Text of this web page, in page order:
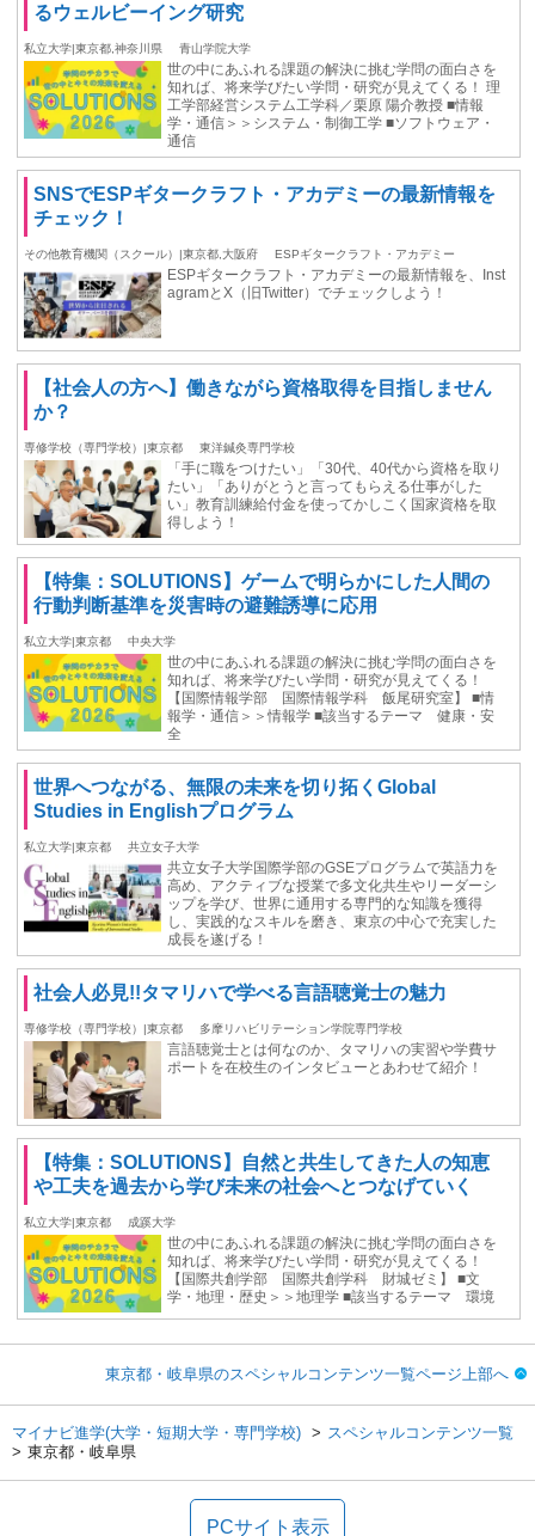
るウェルビーイング研究
私立大学|東京都,神奈川県 青山学院大学
世の中にあふれる課題の解決に挑む学問の面白さを
知れば、将来学びたい学問・研究が見えてくる！ 理
工学部経営システム工学科／栗原 陽介教授 ■情報
学・通信＞＞システム・制御工学 ■ソフトウェア・
通信
SNSでESPギタークラフト・アカデミーの最新情報を
チェック！
その他教育機関（スクール）|東京都,大阪府 ESPギタークラフト・アカデミー
ESPギタークラフト・アカデミーの最新情報を、Inst
agramとX（旧Twitter）でチェックしよう！
【社会人の方へ】働きながら資格取得を目指しません
か？
専修学校（専門学校）|東京都 東洋鍼灸専門学校
「手に職をつけたい」「30代、40代から資格を取り
たい」「ありがとうと言ってもらえる仕事がした
い」教育訓練給付金を使ってかしこく国家資格を取
得しよう！
【特集：SOLUTIONS】ゲームで明らかにした人間の
行動判断基準を災害時の避難誘導に応用
私立大学|東京都 中央大学
世の中にあふれる課題の解決に挑む学問の面白さを
知れば、将来学びたい学問・研究が見えてくる！
【国際情報学部 国際情報学科 飯尾研究室】 ■情
報学・通信＞＞情報学 ■該当するテーマ 健康・安
全
世界へつながる、無限の未来を切り拓くGlobal
Studies in Englishプログラム
私立大学|東京都 共立女子大学
共立女子大学国際学部のGSEプログラムで英語力を
高め、アクティブな授業で多文化共生やリーダーシ
ップを学び、世界に通用する専門的な知識を獲得
し、実践的なスキルを磨き、東京の中心で充実した
成長を遂げる！
社会人必見!!タマリハで学べる言語聴覚士の魅力
専修学校（専門学校）|東京都 多摩リハビリテーション学院専門学校
言語聴覚士とは何なのか、タマリハの実習や学費サ
ポートを在校生のインタビューとあわせて紹介！
【特集：SOLUTIONS】自然と共生してきた人の知恵
や工夫を過去から学び未来の社会へとつなげていく
私立大学|東京都 成蹊大学
世の中にあふれる課題の解決に挑む学問の面白さを
知れば、将来学びたい学問・研究が見えてくる！
【国際共創学部 国際共創学科 財城ゼミ】 ■文
学・地理・歴史＞＞地理学 ■該当するテーマ 環境
東京都・岐阜県のスペシャルコンテンツ一覧ページ上部へ
マイナビ進学(大学・短期大学・専門学校)
スペシャルコンテンツ一覧
東京都・岐阜県
PCサイト表示